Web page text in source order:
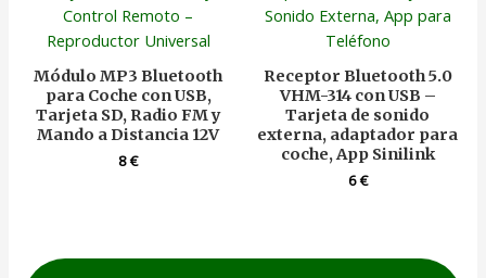
Módulo MP3 Bluetooth
para Coche con USB,
Tarjeta SD, Radio FM y
Mando a Distancia 12V
8€
Receptor Bluetooth 5.0
VHM-314 con USB –
Tarjeta de sonido
externa, adaptador para
coche, App Sinilink
6€